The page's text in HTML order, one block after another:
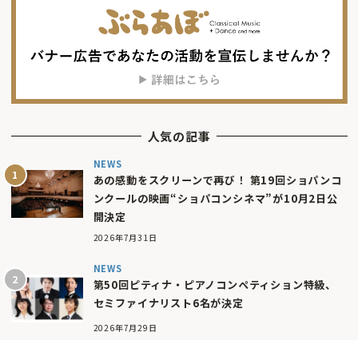
人気の記事
NEWS
あの感動をスクリーンで再び！ 第19回ショパンコ
ンクールの映画“ショパコンシネマ”が10月2日公
開決定
2026年7月31日
NEWS
第50回ピティナ・ピアノコンペティション特級、
セミファイナリスト6名が決定
2026年7月29日